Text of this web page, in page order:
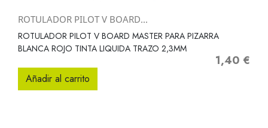
ROTULADOR PILOT V BOARD...
ROTULADOR PILOT V BOARD MASTER PARA PIZARRA
BLANCA ROJO TINTA LIQUIDA TRAZO 2,3MM
Precio
1,40 €
Añadir al carrito